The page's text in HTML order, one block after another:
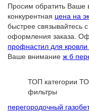
Просим обратить Ваше
конкурентная цена на
быстрее
оформления заказа.
профнастил для
Ваше внимание ж б
ТОП категории
фильтры
перегородочный